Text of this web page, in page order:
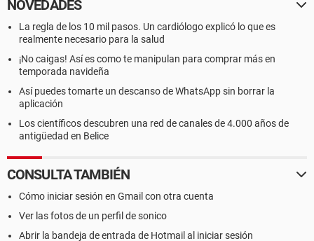
NOVEDADES
La regla de los 10 mil pasos. Un cardiólogo explicó lo que es
realmente necesario para la salud
¡No caigas! Así es como te manipulan para comprar más en
temporada navideña
Así puedes tomarte un descanso de WhatsApp sin borrar la
aplicación
Los científicos descubren una red de canales de 4.000 años de
antigüedad en Belice
CONSULTA TAMBIÉN
Cómo iniciar sesión en Gmail con otra cuenta
Ver las fotos de un perfil de sonico
Abrir la bandeja de entrada de Hotmail al iniciar sesión